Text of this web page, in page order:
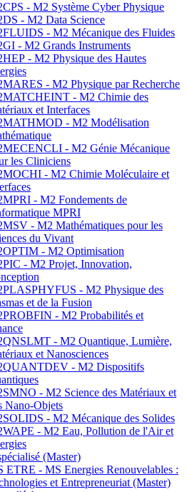
- M2 Système Cyber Physique
- M2 Data Science
- M2 Mécanique des Fluides
- M2 Grands Instruments
- M2 Physique des Hautes
- M2 Physique par Recherche
- M2 Chimie des
et Interfaces
- M2 Modélisation
- M2 Génie Mécanique
les Cliniciens
- M2 Chimie Moléculaire et
- M2 Fondements de
MPRI
- M2 Mathématiques pour les
du Vivant
- M2 Optimisation
- M2 Projet, Innovation,
- M2 Physique des
et de la Fusion
- M2 Probabilités et
- M2 Quantique, Lumière,
et Nanosciences
- M2 Dispositifs
- M2 Science des Matériaux et
Nano-Objets
- M2 Mécanique des Solides
- M2 Eau, Pollution de l'Air et
(Master)
ETRE - MS Energies Renouvelables :
et Entrepreneuriat (Master)